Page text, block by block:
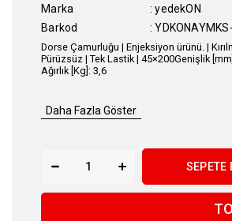
Marka : yedekON
Barkod
:
Dorse Çamurluğu | Enjeksiyon ürünü. |
Pürüzsüz | Tek Lastik | 45×200Genişlik
Ağırlık [Kg]: 3,6
Daha Fazla Göster